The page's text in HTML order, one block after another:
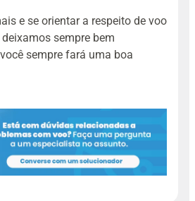
e se orientar a respeito de voo
sempre bem
sempre fará uma boa